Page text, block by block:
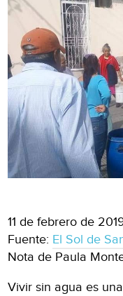
11 de febrero de
Fuente: El Sol de
Nota de Paula
Vivir sin agua es